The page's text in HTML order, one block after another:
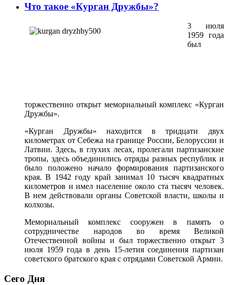
Что такое «Курган Дружбы»?
3 июля
1959 года
был
торжественно открыт мемориальный комплекс «Курган
Дружбы».
«Курган Дружбы» находится в тридцати двух
километрах от Себежа на границе России, Белоруссии и
Латвии. Здесь, в глухих лесах, пролегали партизанские
тропы, здесь объединились отряды разных республик и
было положено начало формирования партизанского
края. В 1942 году край занимал 10 тысяч квадратных
километров и имел население около ста тысяч человек.
В нем действовали органы Советской власти, школы и
колхозы.
Мемориальный комплекс сооружен в память о
сотрудничестве народов во время Великой
Отечественной войны и был торжественно открыт 3
июля 1959 года в день 15-летия соединения партизан
советского братского края с отрядами Советской Армии.
Сего Дня